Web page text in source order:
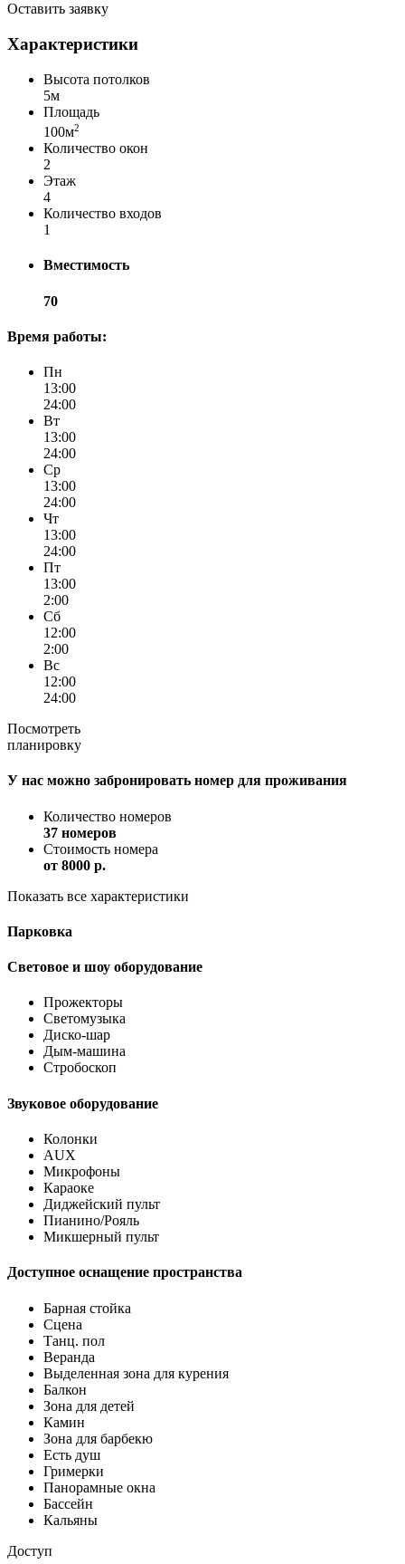
Оставить заявку
Характеристики
Высота потолков
5м
Площадь
100м2
Количество окон
2
Этаж
4
Количество входов
1
Вместимость
70
Время работы:
Пн
13:00
24:00
Вт
13:00
24:00
Ср
13:00
24:00
Чт
13:00
24:00
Пт
13:00
2:00
Сб
12:00
2:00
Вс
12:00
24:00
Посмотреть
планировку
У нас можно забронировать номер для проживания
Количество номеров
37 номеров
Стоимость номера
от 8000 p.
Показать все характеристики
Парковка
Световое и шоу оборудование
Прожекторы
Светомузыка
Диско-шар
Дым-машина
Стробоскоп
Звуковое оборудование
Колонки
AUX
Микрофоны
Караоке
Диджейский пульт
Пианино/Рояль
Микшерный пульт
Доступное оснащение пространства
Барная стойка
Сцена
Танц. пол
Веранда
Выделенная зона для курения
Балкон
Зона для детей
Камин
Зона для барбекю
Есть душ
Гримерки
Панорамные окна
Бассейн
Кальяны
Доступ